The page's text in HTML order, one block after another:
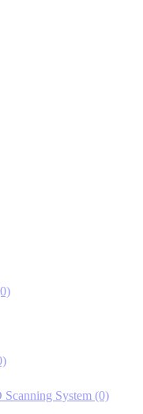
Scanning System (0)